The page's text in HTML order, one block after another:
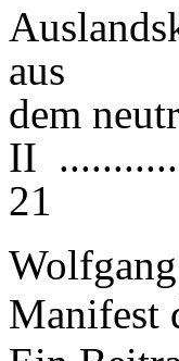
aus
dem
II
21
Manifest